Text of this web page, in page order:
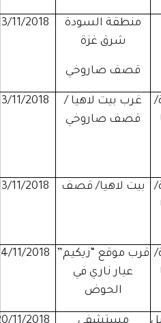
منطقة السودة
شرق غزة
قصف صاروخي
13/11/2018
غرب بيت لاهيا /
قصف صاروخي
13/11/2018
بيت لاهيا/ قصف 13/11/2018
قرب موقع “زيكيم”
عيار ناري في
الحوض
14/11/2018